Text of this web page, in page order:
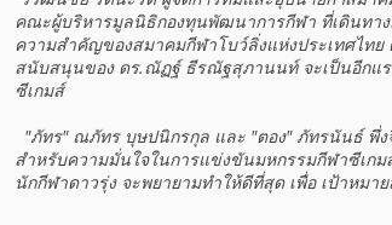
คณะผู้บริหารมูลนิธิกองทุนพัฒนาการกีฬา ที่เดินทา
ความสำคัญของสมาคมกีฬาโบว์ลิ่งแห่งประเทศไท
สนับสนุนของ ดร.ณัฏฐ์ ธีรณัฐสุภานนท์ จะเป็นอีกแ
ซีเกมส์
สำหรับความมั่นใจในการแข่งขันมหกรรมกีฬาซีเก
นักกีฬาดาวรุ่ง จะพยายามทำให้ดีที่สุด เพื่อ เป้าหมา